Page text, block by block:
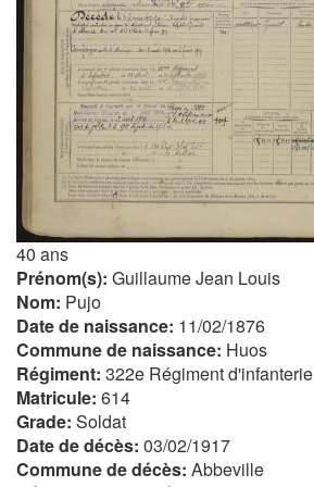
40 ans
Prénom(s): Guillaume Jean Louis
Nom: Pujo
Date de naissance: 11/02/1876
Commune de naissance: Huos
Régiment: 322e Régiment d'infanterie
Matricule: 614
Grade: Soldat
Date de décès: 03/02/1917
Commune de décès: Abbeville